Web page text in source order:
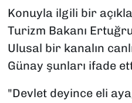
Konuyla ilgili bir
Turizm Bakanı
Ulusal bir kanalın
Günay şunları ifade
"Devlet deyince eli